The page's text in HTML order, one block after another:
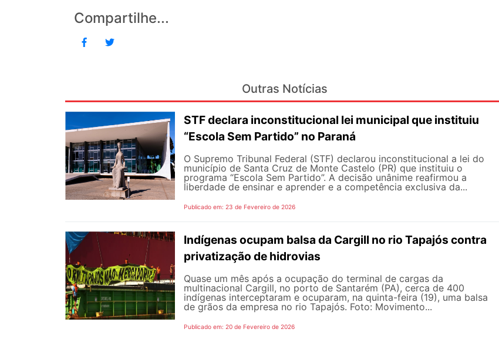
Compartilhe...
Outras Notícias
STF declara inconstitucional lei municipal que instituiu
“Escola Sem Partido” no Paraná
O Supremo Tribunal Federal (STF) declarou inconstitucional a lei do
município de Santa Cruz de Monte Castelo (PR) que instituiu o
programa “Escola Sem Partido”. A decisão unânime reafirmou a
liberdade de ensinar e aprender e a competência exclusiva da...
Publicado em: 23 de Fevereiro de 2026
Indígenas ocupam balsa da Cargill no rio Tapajós contra
privatização de hidrovias
Quase um mês após a ocupação do terminal de cargas da
multinacional Cargill, no porto de Santarém (PA), cerca de 400
indígenas interceptaram e ocuparam, na quinta-feira (19), uma balsa
de grãos da empresa no rio Tapajós. Foto: Movimento...
Publicado em: 20 de Fevereiro de 2026